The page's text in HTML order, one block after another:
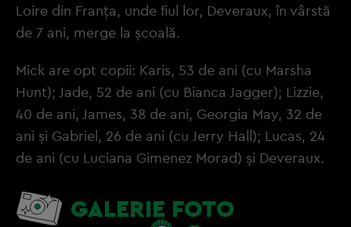
Loire din Franța, unde fiul lor, Deveraux, în vârstă
de 7 ani, merge la școală.
Mick are opt copii: Karis, 53 de ani (cu Marsha
Hunt); Jade, 52 de ani (cu Bianca Jagger); Lizzie,
40 de ani, James, 38 de ani, Georgia May, 32 de
ani și Gabriel, 26 de ani (cu Jerry Hall); Lucas, 24
de ani (cu Luciana Gimenez Morad) și Deveraux.
GALERIE FOTO